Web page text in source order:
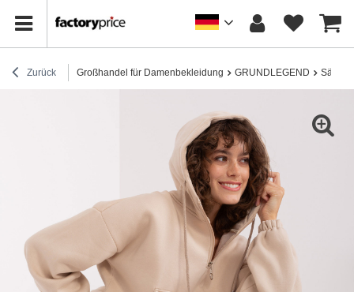
Zurück Großhandel für Damenbekleidung GRUNDLEGEND Sätze